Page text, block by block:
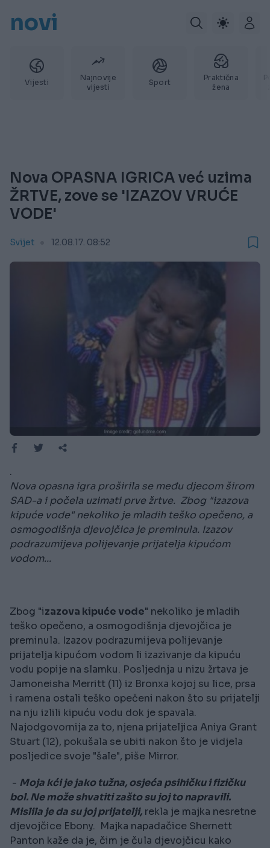
novi
Vijesti
Najnovije
vijesti
Sport
Praktična
žena
Nova OPASNA IGRICA već uzima
ŽRTVE, zove se 'IZAZOV VRUĆE
VODE'
Svijet 12.08.17. 08:52
.
Nova opasna igra proširila se među djecom širom
SAD-a i počela uzimati prve žrtve. Zbog "izazova
kipuće vode" nekoliko je mladih teško opečeno, a
osmogodišnja djevojčica je preminula. Izazov
podrazumijeva polijevanje prijatelja kipućom
vodom...
Zbog "izazova kipuće vode" nekoliko je mladih
teško opečeno, a osmogodišnja djevojčica je
preminula. Izazov podrazumijeva polijevanje
prijatelja kipućom vodom li izazivanje da kipuću
vodu popije na slamku. Posljednja u nizu žrtava je
Jamoneisha Merritt (11) iz Bronxa kojoj su lice, prsa
i ramena ostali teško opečeni nakon što su prijatelji
na nju izlili kipuću vodu dok je spavala.
Najodgovornija za to, njena prijateljica Aniya Grant
Stuart (12), pokušala se ubiti nakon što je vidjela
posljedice svoje "šale", piše Mirror.
- Moja kći je jako tužna, osjeća psihičku i fizičku
bol. Ne može shvatiti zašto su joj to napravili.
Mislila je da su joj prijatelji, rekla je majka nesretne
djevojčice Ebony. Majka napadačice Shernett
Panton kaže da je, čim je čula djevojčicu kako